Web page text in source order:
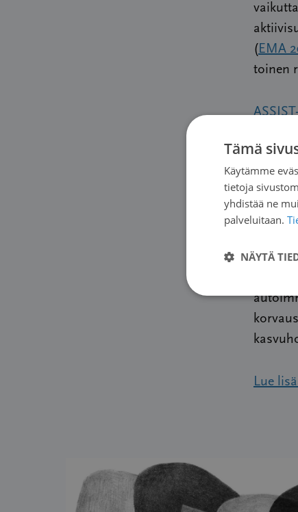
( EMA
toinen
8.-
Lue
Tämä
Käytämme
tietoja
yhdistää ne
palveluitaan.
NÄYTÄ